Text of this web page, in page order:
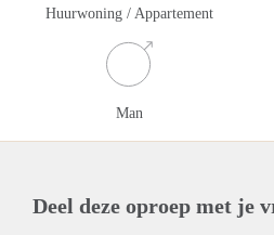
Huurwoning / Appartement
Man
Deel deze oproep met je